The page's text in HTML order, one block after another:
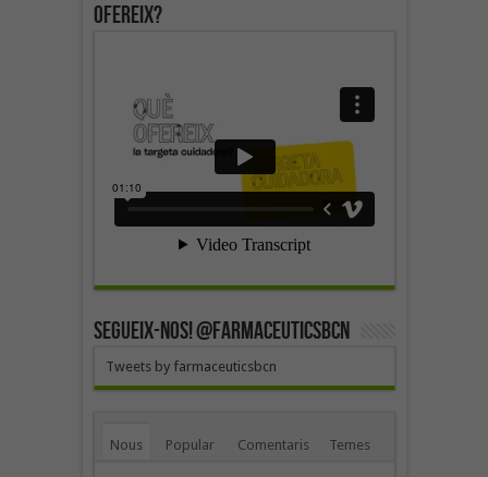
ofereix?
SEGUEIX-NOS! @farmaceuticsbcn
Tweets by farmaceuticsbcn
Nous Popular Comentaris Temes